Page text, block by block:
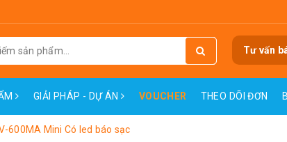
Tư vấn
GIẢI PHÁP - DỰ ÁN VOUCHER THEO DÕI ĐƠN
600MA Mini Có led báo sạc